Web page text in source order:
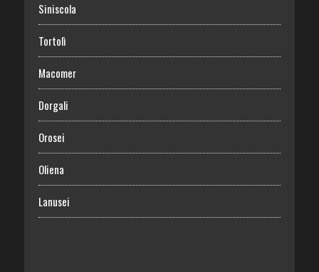
Siniscola
Tortolì
Macomer
Dorgali
Orosei
Oliena
Lanusei